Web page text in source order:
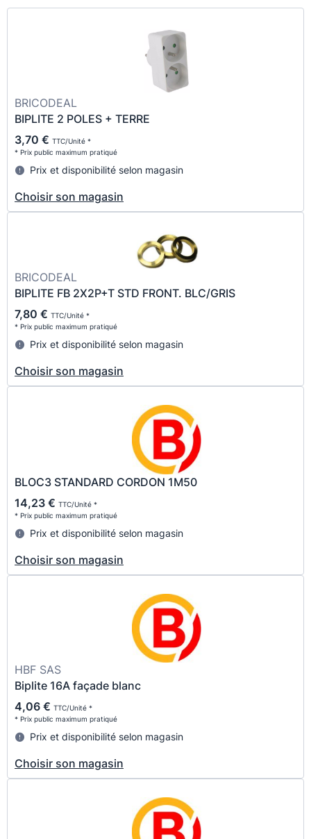
BRICODEAL
BIPLITE 2 POLES + TERRE
3,70 € TTC/Unité *
* Prix public maximum pratiqué
Prix et disponibilité selon magasin
Choisir son magasin
BRICODEAL
BIPLITE FB 2X2P+T STD FRONT. BLC/GRIS
7,80 € TTC/Unité *
* Prix public maximum pratiqué
Prix et disponibilité selon magasin
Choisir son magasin
BLOC3 STANDARD CORDON 1M50
14,23 € TTC/Unité *
* Prix public maximum pratiqué
Prix et disponibilité selon magasin
Choisir son magasin
HBF SAS
Biplite 16A façade blanc
4,06 € TTC/Unité *
* Prix public maximum pratiqué
Prix et disponibilité selon magasin
Choisir son magasin